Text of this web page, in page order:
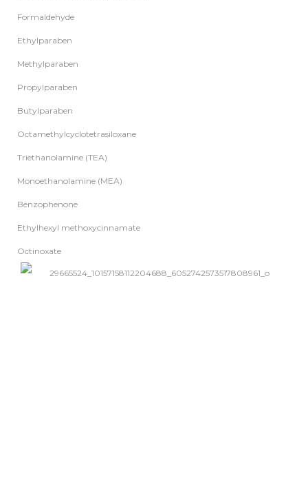
Formaldehyde
Ethylparaben
Methylparaben
Propylparaben
Butylparaben
Octamethylcyclotetrasiloxane
Triethanolamine (TEA)
Monoethanolamine (MEA)
Benzophenone
Ethylhexyl methoxycinnamate
Octinoxate